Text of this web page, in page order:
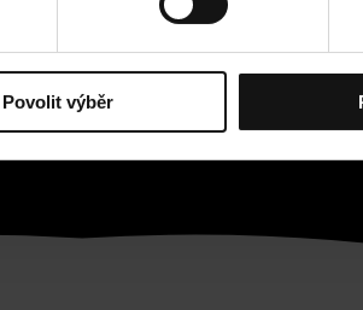
Povolit výběr